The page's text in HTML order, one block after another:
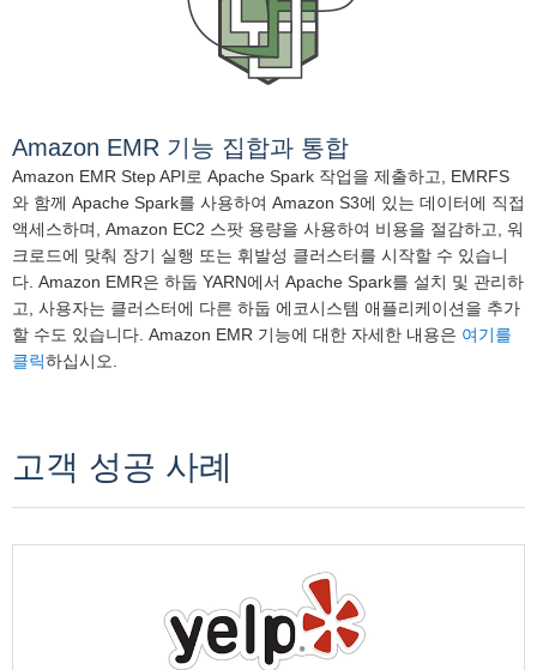
Amazon EMR 기능 집합과 통합
Amazon EMR Step API로 Apache Spark 작업을 제출하고, EMRFS
와 함께 Apache Spark를 사용하여 Amazon S3에 있는 데이터에 직접
액세스하며, Amazon EC2 스팟 용량을 사용하여 비용을 절감하고, 워
크로드에 맞춰 장기 실행 또는 휘발성 클러스터를 시작할 수 있습니
다. Amazon EMR은 하둡 YARN에서 Apache Spark를 설치 및 관리하
고, 사용자는 클러스터에 다른 하둡 에코시스템 애플리케이션을 추가
할 수도 있습니다. Amazon EMR 기능에 대한 자세한 내용은 여기를
클릭하십시오.
고객 성공 사례